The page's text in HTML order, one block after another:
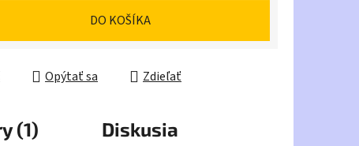
DO KOŠÍKA
Opýtať sa Zdieľať
(1) Diskusia